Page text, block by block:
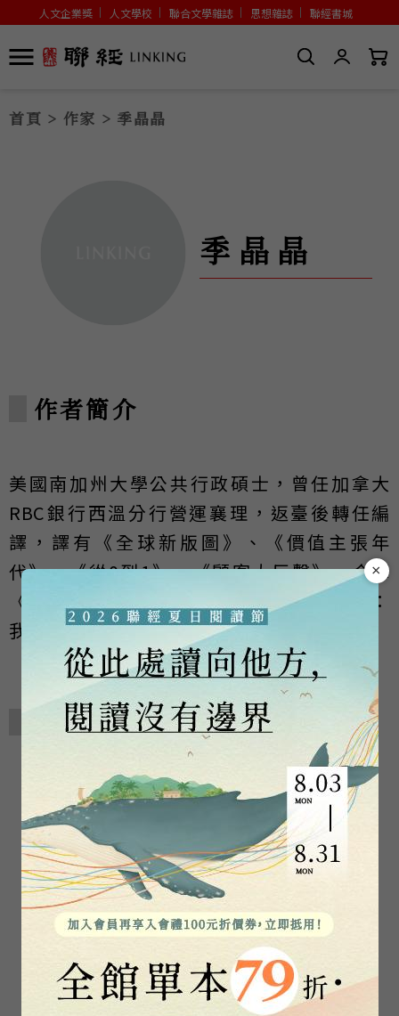
人文企業獎 人文學校 聯合文學雜誌 思想雜誌 聯經書城
首頁 > 作家 > 季晶晶
季晶晶
作者簡介
美國南加州大學公共行政碩士，曾任加拿大
RBC銀行西溫分行營運襄理，返臺後轉任編
譯，譯有《全球新版圖》、《價值主張年
代》、《從0到1》、《顧客大反擊》，合譯
《絕不讓步：龐培歐回憶錄》、《永不滿足：
我的家族如何製造出唐納．川普》等書。
相關著作
大戰將至：當強權競
逐失控，歷史如何預
警下一場世界危機
絕不讓步：龐培歐回
憶錄
×